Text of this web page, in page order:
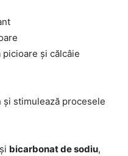
și călcâie
stimulează procesele
bicarbonat de sodiu,